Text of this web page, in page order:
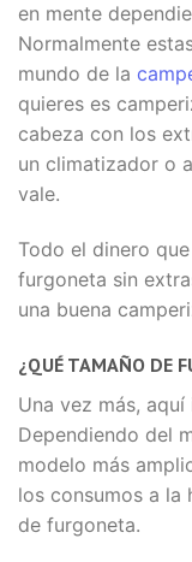
en mente
Normalmente
mundo de la
quieres es
cabeza con los
un climatizador o
vale.
Todo el dinero
furgoneta sin
una buena
¿QUÉ TAMAÑO DE
Una vez más,
Dependiendo del
modelo más
los consumos a la
de furgoneta.